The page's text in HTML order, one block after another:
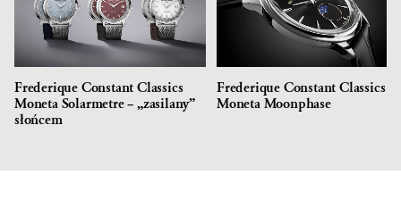
Frederique Constant Classics
Moneta Solarmetre – „zasilany”
słońcem
Frederique Constant Classics
Moneta Moonphase